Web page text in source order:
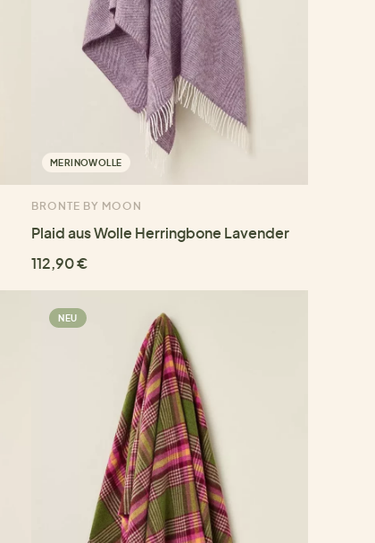
MERINOWOLLE
BRONTE BY MOON
Plaid aus Wolle Herringbone Lavender
112,90 €
NEU